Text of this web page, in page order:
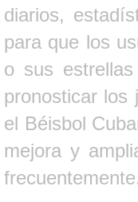
diarios,
para que los
o sus
pronosticar los
el Béisbol
mejora y